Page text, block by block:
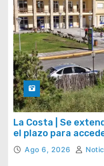
La Costa | Se
el plazo para
regularización de
Ago 6, 2026